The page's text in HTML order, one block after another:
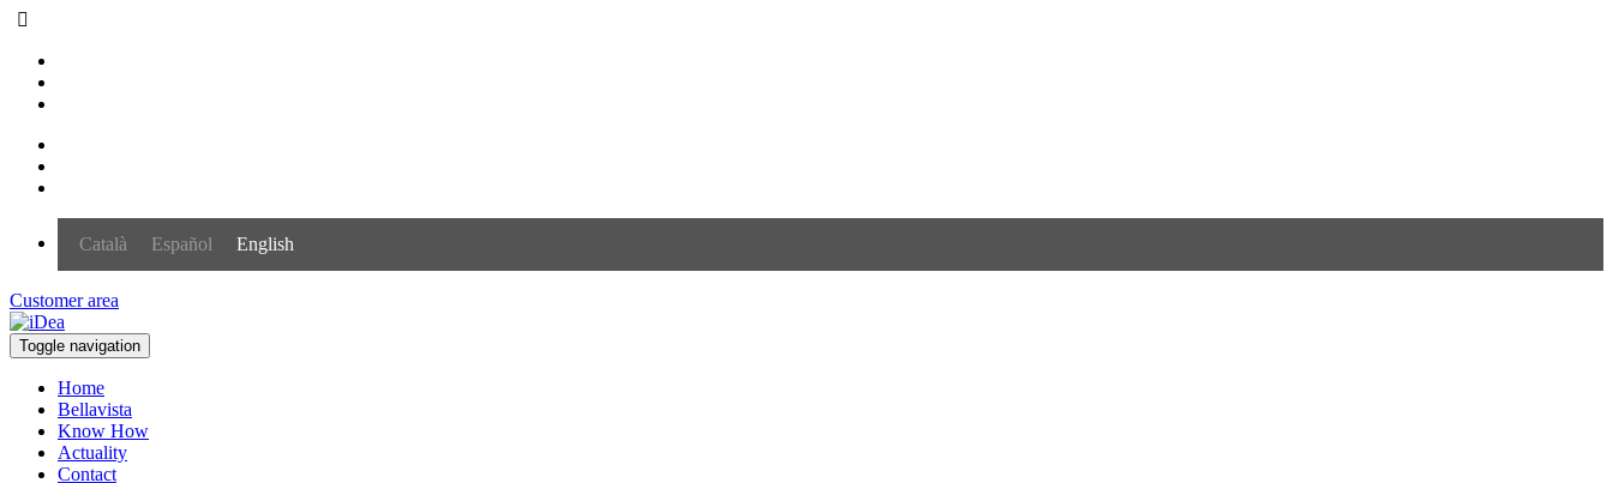
Català Español English
Customer area
Toggle navigation
Home
Bellavista
Know How
Actuality
Contact